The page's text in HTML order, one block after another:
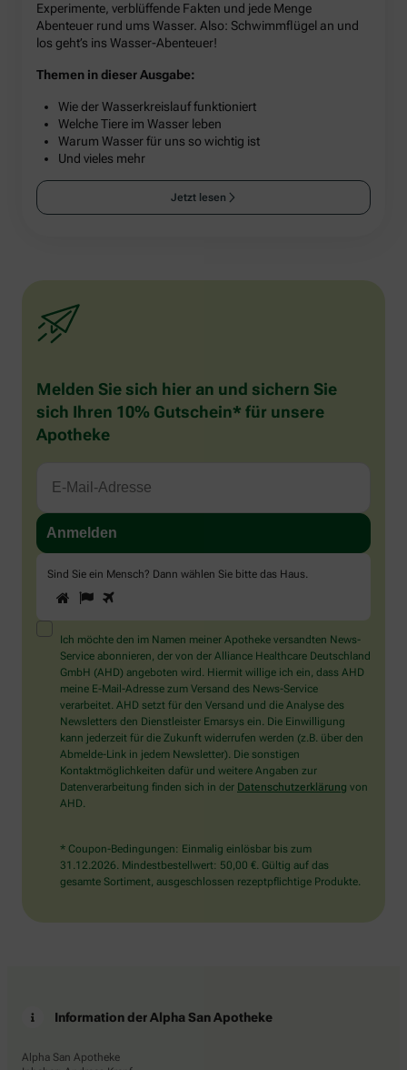
Experimente, verblüffende Fakten und jede Menge
Abenteuer rund ums Wasser. Also: Schwimmflügel an und
los geht’s ins Wasser-Abenteuer!
Themen in dieser Ausgabe:
Wie der Wasserkreislauf funktioniert
Welche Tiere im Wasser leben
Warum Wasser für uns so wichtig ist
Und vieles mehr
Jetzt lesen
Melden Sie sich hier an und sichern Sie
sich Ihren 10% Gutschein* für unsere
Apotheke
Sind Sie ein Mensch? Dann wählen Sie bitte das Haus.
Sind
Sie
ein
Mensch?
Dann
wählen
Sie
bitte
das
Haus.
1 2
Ich möchte den im Namen meiner Apotheke versandten News-
Service abonnieren, der von der Alliance Healthcare Deutschland
GmbH (AHD) angeboten wird. Hiermit willige ich ein, dass AHD
meine E-Mail-Adresse zum Versand des News-Service
verarbeitet. AHD setzt für den Versand und die Analyse des
Newsletters den Dienstleister Emarsys ein. Die Einwilligung
kann jederzeit für die Zukunft widerrufen werden (z.B. über den
Abmelde-Link in jedem Newsletter). Die sonstigen
Kontaktmöglichkeiten dafür und weitere Angaben zur
Datenverarbeitung finden sich in der Datenschutzerklärung von
AHD.
* Coupon-Bedingungen: Einmalig einlösbar bis zum
31.12.2026. Mindestbestellwert: 50,00 €. Gültig auf das
gesamte Sortiment, ausgeschlossen rezeptpflichtige Produkte.
Information der Alpha San Apotheke
Alpha San Apotheke